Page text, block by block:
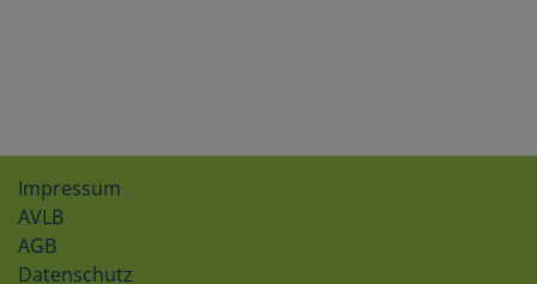
Impressum
AVLB
AGB
Datenschutz